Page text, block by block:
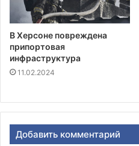
В Херсоне повреждена
припортовая
инфраструктура
11.02.2024
Добавить комментарий